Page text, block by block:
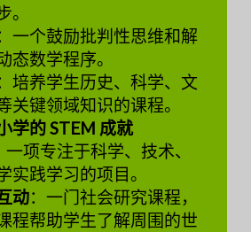
。
一个鼓励批判性思维和解
态数学程序。
培养学生历史、科学、文
关键领域知识的课程。
学的 STEM 成就
一项专注于科学、技术、
实践学习的项目。
动：一门社会研究课程，
程帮助学生了解周围的世